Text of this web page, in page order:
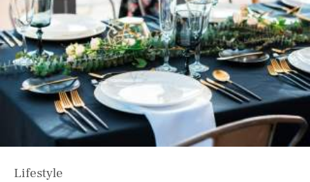
Lifestyle